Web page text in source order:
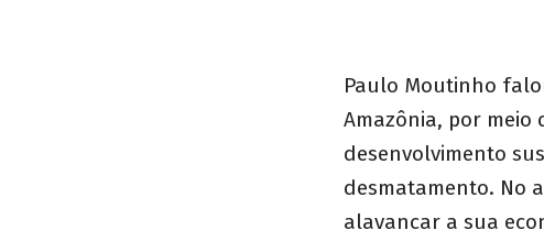
Paulo Moutinho
Amazônia, por meio
desenvolvimento
desmatamento. No
alavancar a sua